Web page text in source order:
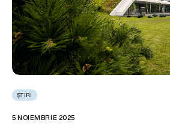
ȘTIRI
5 NOIEMBRIE 2025